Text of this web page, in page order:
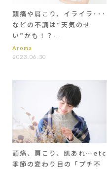
頭痛や肩こり、イライラ･･･
などの不調は“天気のせ
い”かも！？
アロマで症状を緩和
Aroma
2023.06.30
頭痛、肩こり、肌あれ…etc
季節の変わり目の「プチ不